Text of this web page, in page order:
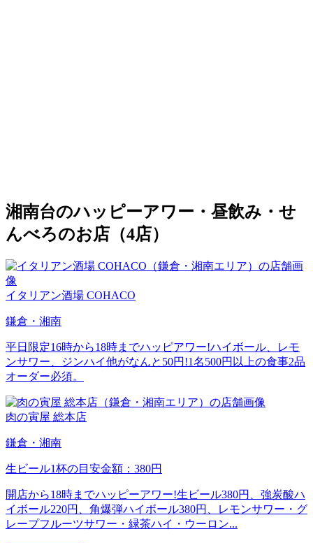
湘南台のハッピーアワー・昼飲み・せ
んべろのお店（4店）
イタリアン酒場 COHACO
鎌倉・湘南
平日限定16時から18時までハッピアワー!ハイボール、レモ
ンサワー、ジンハイ他がなんと50円!1名500円以上の食事2品
オーダー必須。
肉の寅屋 総本店
鎌倉・湘南
生ビール1杯の目安金額：380円
開店から18時までハッピーアワー!生ビール380円、強炭酸ハ
イボール220円、角爆弾ハイボール380円、レモンサワー・グ
レープフルーツサワー・緑茶ハイ・ウーロン...